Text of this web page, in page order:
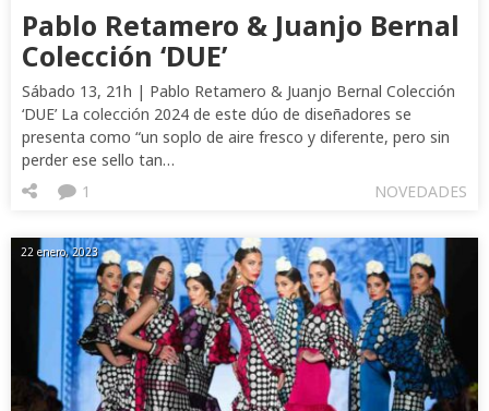
Pablo Retamero & Juanjo Bernal
Colección ‘DUE’
Sábado 13, 21h | Pablo Retamero & Juanjo Bernal Colección
‘DUE’ La colección 2024 de este dúo de diseñadores se
presenta como “un soplo de aire fresco y diferente, pero sin
perder ese sello tan…
NOVEDADES
1
22 enero, 2023